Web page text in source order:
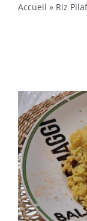
Accueil » Riz